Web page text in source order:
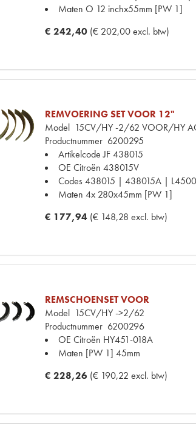
Maten O 12 inchx55mm [PW 1]
€ 242,40 (€ 202,00 excl. btw)
REMVOERING SET VOOR 12"
Model 15CV/HY -2/62 VOOR/HY
Productnummer 6200295
Artikelcode JF438015
OE Citroën 438015V
Codes438015 | 438015A |
Maten 4x 280x45mm [PW 1]
€ 177,94 (€ 148,28 excl. btw)
REMSCHOENSET VOOR
Model 15CV/HY ->2/62
Productnummer 6200296
OE Citroën HY451-018A
Maten [PW 1] 45mm
€ 228,26 (€ 190,22 excl. btw)